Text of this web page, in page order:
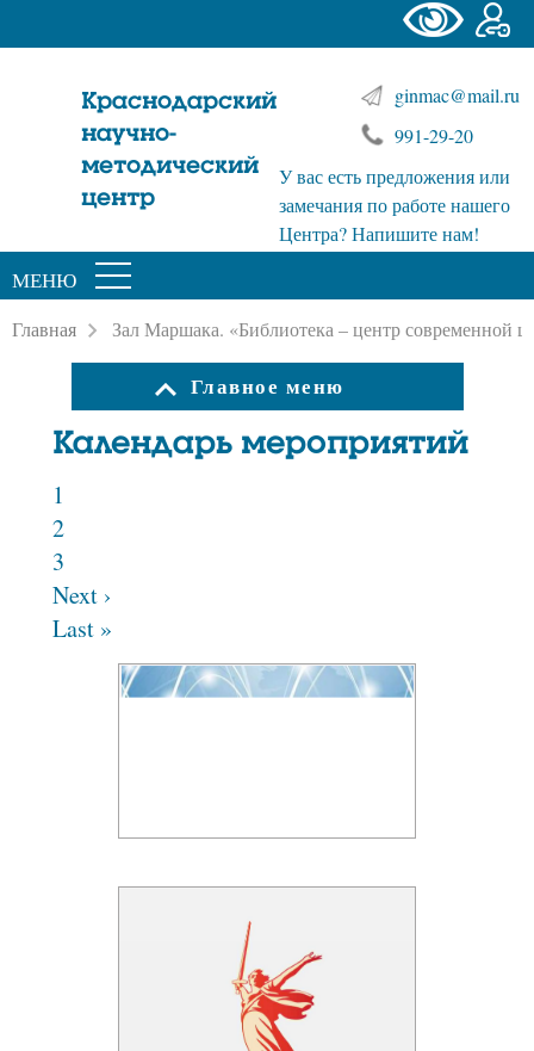
Краснодарский
научно-
методический
центр
ginmac@mail.ru
991-29-20
У вас есть предложения или
замечания по работе нашего
Центра? Напишите нам!
МЕНЮ
Главная Зал Маршака. «Библиотека – центр современной
Главное меню
Календарь мероприятий
1
2
3
Next ›
Last »